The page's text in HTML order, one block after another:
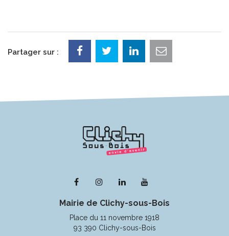
Partager sur :
Lien
le
compte
Facebook
Lien
le
compte
Instagram
Lien
le
compte
Linkedin
la
chaîne
Youtube
Mairie de Clichy-sous-Bois
Place du 11 novembre 1918
93 390 Clichy-sous-Bois